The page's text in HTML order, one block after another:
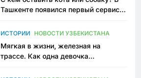
Ташкенте появился первый сервис
ИСТОРИИ НОВОСТИ УЗБЕКИСТАНА
Мягкая в жизни, железная на
трассе. Как одна девочка